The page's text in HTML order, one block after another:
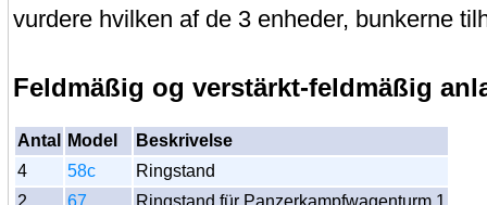
vurdere hvilken af de 3 enheder, bunkerne
Feldmäßig og verstärkt-feldmäßig
Antal Model
Beskrivelse
4
58c
Ringstand